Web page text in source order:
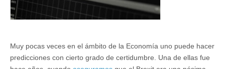
Muy pocas veces en el ámbito de la Economía uno puede hacer
predicciones con cierto grado de certidumbre. Una de ellas fue